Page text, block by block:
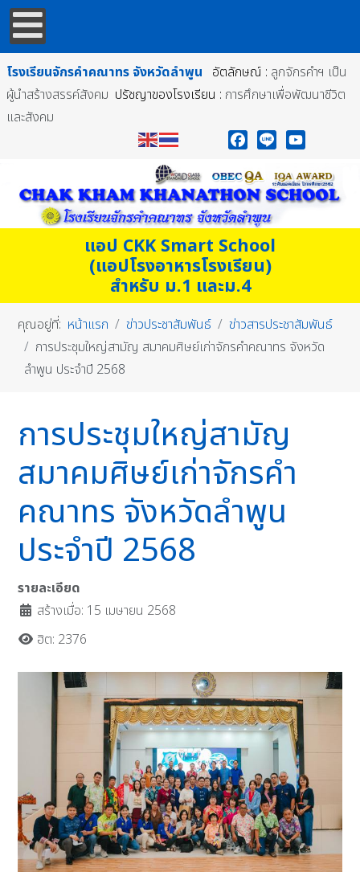
โรงเรียนจักรคำคณาทร จังหวัดลำพูน อัตลักษณ์ : ลูกจักรคำฯ เป็น
ผู้นำสร้างสรรค์สังคม ปรัชญาของโรงเรียน : การศึกษาเพื่อพัฒนาชีวิต
และสังคม
แอป CKK Smart School
(แอปโรงอาหารโรงเรียน)
สำหรับ ม.1 และม.4
คุณอยู่ที่: หน้าแรก ข่าวประชาสัมพันธ์
ข่าวสารประชาสัมพันธ์
การประชุมใหญ่สามัญ สมาคมศิษย์เก่าจักรคำคณาทร จังหวัด
ลำพูน ประจำปี 2568
การประชุมใหญ่สามัญ
สมาคมศิษย์เก่าจักรคำ
คณาทร จังหวัดลำพูน
ประจำปี 2568
รายละเอียด
สร้างเมื่อ: 15 เมษายน 2568
ฮิต: 2376